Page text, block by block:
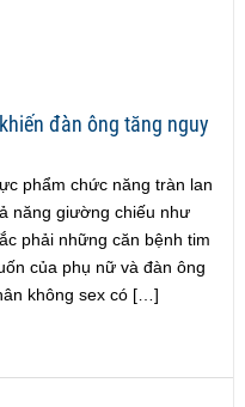
đàn ông tăng nguy
phẩm chức năng tràn lan
năng giường chiếu như
phải những căn bệnh tim
của phụ nữ và đàn ông
không sex có […]